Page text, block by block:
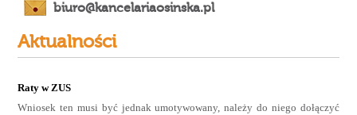
biuro@kancelariaosinska.pl
Aktualności
Raty w ZUS
Wniosek ten musi być jednak umotywowany, należy do niego dołączyć